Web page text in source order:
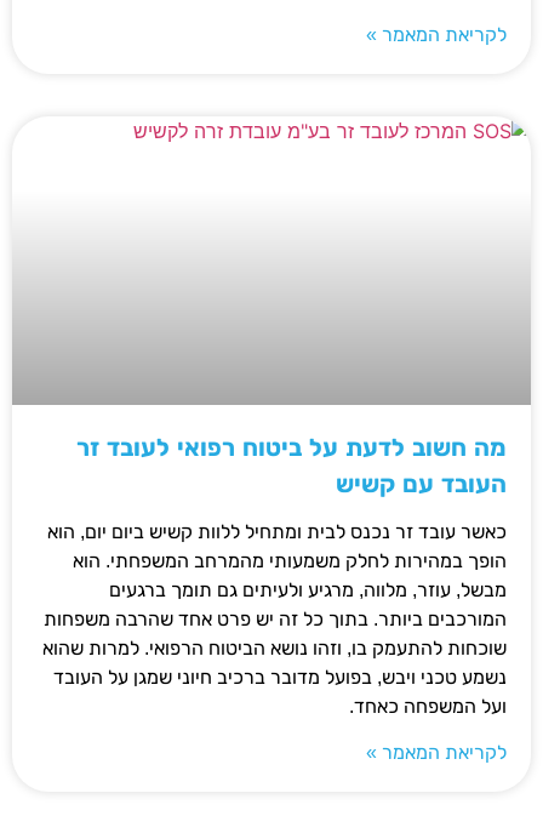
לקריאת המאמר »
מה חשוב לדעת על ביטוח רפואי לעובד זר
העובד עם קשיש
כאשר עובד זר נכנס לבית ומתחיל ללוות קשיש ביום יום, הוא
הופך במהירות לחלק משמעותי מהמרחב המשפחתי. הוא
מבשל, עוזר, מלווה, מרגיע ולעיתים גם תומך ברגעים
המורכבים ביותר. בתוך כל זה יש פרט אחד שהרבה משפחות
שוכחות להתעמק בו, וזהו נושא הביטוח הרפואי. למרות שהוא
נשמע טכני ויבש, בפועל מדובר ברכיב חיוני שמגן על העובד
ועל המשפחה כאחד.
לקריאת המאמר »